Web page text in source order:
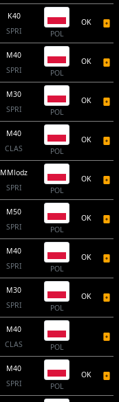
K40
SPRI
POL
OK
M40
SPRI
POL
OK
M30
SPRI
POL
OK
M40
CLAS
POL
OK
MMlodz
SPRI
POL
OK
M50
SPRI
POL
OK
M40
SPRI
POL
OK
M30
SPRI
POL
OK
M40
CLAS
POL
M40
SPRI
POL
OK